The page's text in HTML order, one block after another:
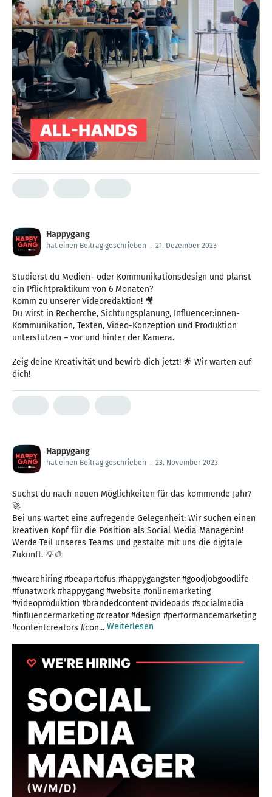
Happygang
hat einen Beitrag geschrieben . 21. Dezember 2023
Studierst du Medien- oder Kommunikationsdesign und planst
ein Pflichtpraktikum von 6 Monaten?
Komm zu unserer Videoredaktion! 🎥
Du wirst in Recherche, Sichtungsplanung, Influencer:innen-
Kommunikation, Texten, Video-Konzeption und Produktion
unterstützen – vor und hinter der Kamera.
Zeig deine Kreativität und bewirb dich jetzt! 🌟 Wir warten auf
dich!
Happygang
hat einen Beitrag geschrieben . 23. November 2023
Suchst du nach neuen Möglichkeiten für das kommende Jahr?
🚀
Bei uns wartet eine aufregende Gelegenheit: Wir suchen einen
kreativen Kopf für die Position als Social Media Manager:in!
Werde Teil unseres Teams und gestalte mit uns die digitale
Zukunft. 💡🎨
#wearehiring #beapartofus #happygangster #goodjobgoodlife
#funatwork #happygang #website #onlinemarketing
#videoproduktion #brandedcontent #videoads #socialmedia
#influencermarketing #creator #design #performancemarketing
#contentcreators #con... Weiterlesen